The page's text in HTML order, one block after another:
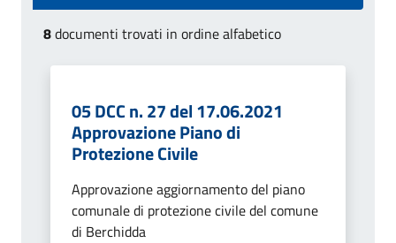
8documenti trovati in ordine alfabetico
05 DCC n. 27 del 17.06.2021
Approvazione Piano di
Protezione Civile
Approvazione aggiornamento del piano
comunale di protezione civile del comune
di Berchidda